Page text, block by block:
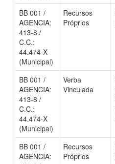
BB 001 /
AGENCIA:
413-8 /
C.C.:
44.474-X
(Municipal)
Recursos
Próprios
BB 001 /
AGENCIA:
413-8 /
C.C.:
44.474-X
(Municipal)
Verba
Vinculada
BB 001 /
AGENCIA:
Recursos
Próprios